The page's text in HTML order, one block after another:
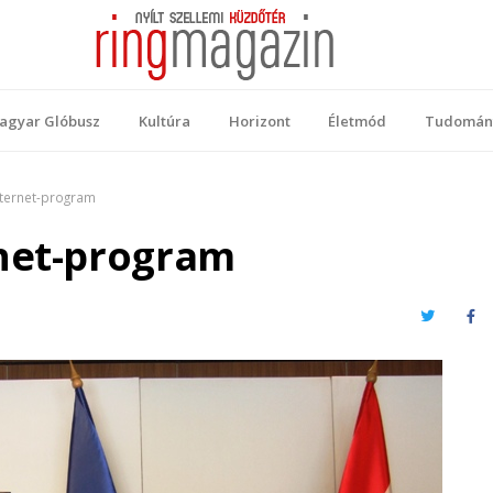
Glóbusz Kultúra Horizont Életmód
program
program
Twitter